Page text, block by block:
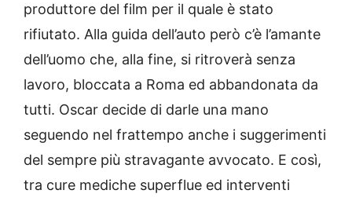
produttore del film per il quale è stato
rifiutato. Alla guida dell’auto però c’è l’amante
dell’uomo che, alla fine, si ritroverà senza
lavoro, bloccata a Roma ed abbandonata da
tutti. Oscar decide di darle una mano
seguendo nel frattempo anche i suggerimenti
del sempre più stravagante avvocato. E così,
tra cure mediche superflue ed interventi